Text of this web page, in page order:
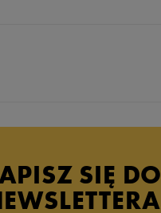
SIĘ DO